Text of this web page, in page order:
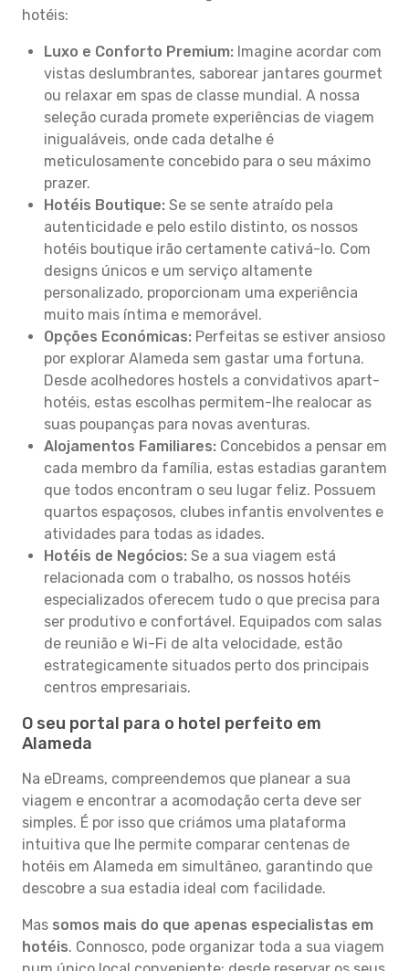
hotéis:
Luxo e Conforto Premium: Imagine acordar com
vistas deslumbrantes, saborear jantares gourmet
ou relaxar em spas de classe mundial. A nossa
seleção curada promete experiências de viagem
inigualáveis, onde cada detalhe é
meticulosamente concebido para o seu máximo
prazer.
Hotéis Boutique: Se se sente atraído pela
autenticidade e pelo estilo distinto, os nossos
hotéis boutique irão certamente cativá-lo. Com
designs únicos e um serviço altamente
personalizado, proporcionam uma experiência
muito mais íntima e memorável.
Opções Económicas: Perfeitas se estiver ansioso
por explorar Alameda sem gastar uma fortuna.
Desde acolhedores hostels a convidativos apart-
hotéis, estas escolhas permitem-lhe realocar as
suas poupanças para novas aventuras.
Alojamentos Familiares: Concebidos a pensar em
cada membro da família, estas estadias garantem
que todos encontram o seu lugar feliz. Possuem
quartos espaçosos, clubes infantis envolventes e
atividades para todas as idades.
Hotéis de Negócios: Se a sua viagem está
relacionada com o trabalho, os nossos hotéis
especializados oferecem tudo o que precisa para
ser produtivo e confortável. Equipados com salas
de reunião e Wi-Fi de alta velocidade, estão
estrategicamente situados perto dos principais
centros empresariais.
O seu portal para o hotel perfeito em
Alameda
Na eDreams, compreendemos que planear a sua
viagem e encontrar a acomodação certa deve ser
simples. É por isso que criámos uma plataforma
intuitiva que lhe permite comparar centenas de
hotéis em Alameda em simultâneo, garantindo que
descobre a sua estadia ideal com facilidade.
Mas somos mais do que apenas especialistas em
hotéis. Connosco, pode organizar toda a sua viagem